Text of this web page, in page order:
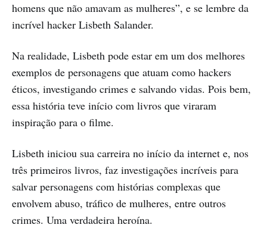
homens que não amavam as mulheres”, e se lembre da
incrível hacker Lisbeth Salander.
Na realidade, Lisbeth pode estar em um dos melhores
exemplos de personagens que atuam como hackers
éticos, investigando crimes e salvando vidas. Pois bem,
essa história teve início com livros que viraram
inspiração para o filme.
Lisbeth iniciou sua carreira no início da internet e, nos
três primeiros livros, faz investigações incríveis para
salvar personagens com histórias complexas que
envolvem abuso, tráfico de mulheres, entre outros
crimes. Uma verdadeira heroína.